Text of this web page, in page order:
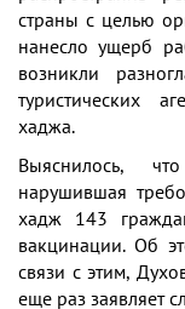
страны с целью
нанесло ущерб
возникли
туристических
хаджа.
Выяснилось,
нарушившая
хадж 143
вакцинации. Об
связи с этим,
еще раз заявляет